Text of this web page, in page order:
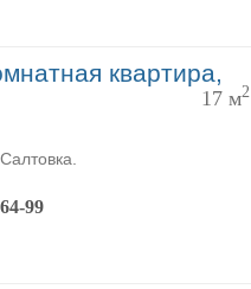
квартира,
17 м2
99